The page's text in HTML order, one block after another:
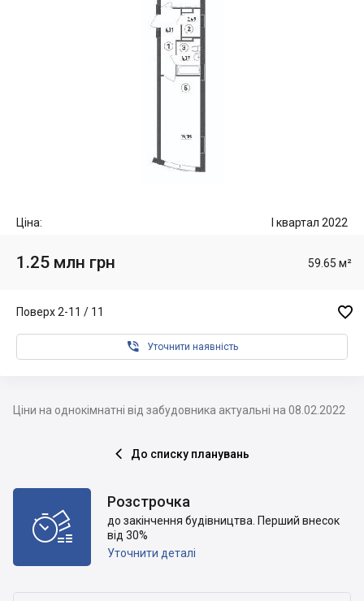
Ціна: I квартал 2022
1.25 млн грн 59.65 м²
Поверх 2-11 / 11 
 Уточнити наявність
Ціни на однокімнатні від забудовника актуальні на 08.02.2022
 До списку планувань

Розстрочка
до закінчення будівництва. Перший внесок
від 30%
Уточнити деталі